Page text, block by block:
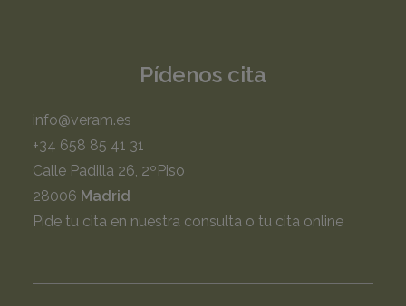
Pídenos cita
info@veram.es
+34 658 85 41 31
Calle Padilla 26, 2ºPiso
28006 Madrid
Pide tu cita en nuestra consulta o tu cita online